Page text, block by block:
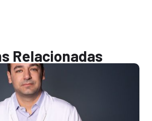
Relacionadas